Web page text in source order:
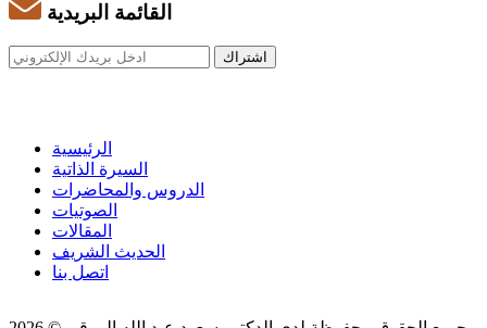
القائمة البريدية
الرئيسية
السيرة الذاتية
الدروس والمحاضرات
الصوتيات
المقالات
الحديث الشريف
اتصل بنا